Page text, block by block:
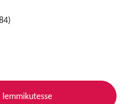
lemmikutesse